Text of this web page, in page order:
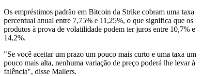
Os empréstimos padrão em Bitcoin da Strike cobram uma taxa
percentual anual entre 7,75% e 11,25%, o que significa que os
produtos à prova de volatilidade podem ter juros entre 10,7% e
14,2%.
"Se você aceitar um prazo um pouco mais curto e uma taxa um
pouco mais alta, nenhuma variação de preço poderá lhe levar à
falência", disse Mallers.